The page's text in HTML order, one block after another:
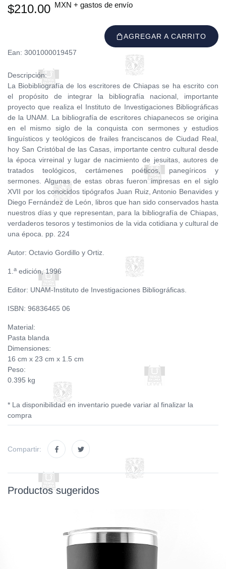
$210.00 MXN + gastos de envío
AGREGAR A CARRITO
Ean: 3001000019457
Descripción:
La Biobibliografía de los escritores de Chiapas se ha escrito con
el propósito de integrar la bibliografía nacional, importante
proyecto que realiza el Instituto de Investigaciones Bibliográficas
de la UNAM. La bibliografía de escritores chiapanecos se origina
en el mismo siglo de la conquista con sermones y estudios
linguísticos y teológicos de frailes franciscanos de Ciudad Real,
hoy San Cristóbal de las Casas, importante centro cultural desde
la época virreinal y lugar de nacimiento de jesuitas, autores de
tratados teológicos, certámenes poéticos, panegíricos y
sermones. Algunas de estas obras fueron impresas en el siglo
XVII por los conocidos tipógrafos Juan Ruiz, Antonio Benavides y
Diego Fernández de León, libros que han sido conservados hasta
nuestros días y que representan, para la bibliografía de Chiapas,
verdaderos tesoros y testimonios de la vida cotidiana y cultural de
una época. pp. 224
Autor: Octavio Gordillo y Ortiz.
1. a edición, 1996
Editor: UNAM-Instituto de Investigaciones Bibliográficas.
ISBN: 96836465 06
Material:
Pasta blanda
Dimensiones:
16 cm x 23 cm x 1.5 cm
Peso:
0.395 kg
* La disponibilidad en inventario puede variar al finalizar la
compra
Compartir:
Productos sugeridos